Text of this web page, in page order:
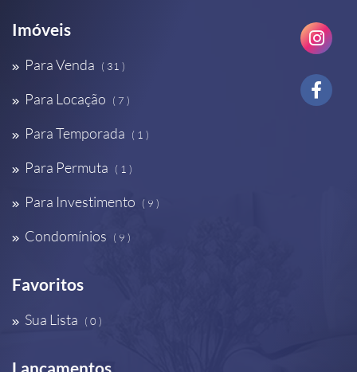
Imóveis
Para Venda ( 31 )
Para Locação ( 7 )
Para Temporada ( 1 )
Para Permuta ( 1 )
Para Investimento ( 9 )
Condomínios ( 9 )
Favoritos
Sua Lista ( 0 )
Lançamentos